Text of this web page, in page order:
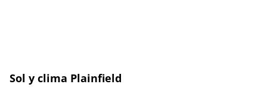
Sol y clima Plainfield